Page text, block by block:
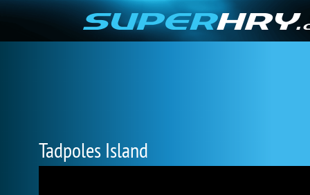
Tadpoles Island